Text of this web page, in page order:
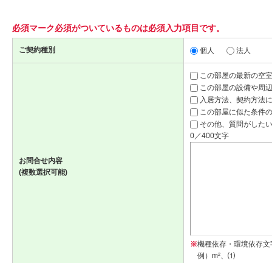
必須マーク必須がついているものは必須入力項目です。
ご契約種別 個人 法人
お問合せ内容
(複数選択可能)
この部屋の最新の空
この部屋の設備や周
入居方法、契約方法
この部屋に似た条件
その他、質問がした
0／400文字
※機種依存・環境依存
例）m²、⑴